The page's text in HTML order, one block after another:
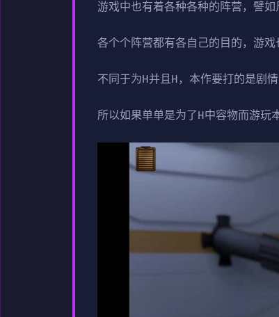
游戏中也有着各种各种的阵营，譬如
各个个阵营都有各自己的目的，游戏
不同于为H并且H，本作要打的是剧
所以如果单单是为了H中容物而游玩